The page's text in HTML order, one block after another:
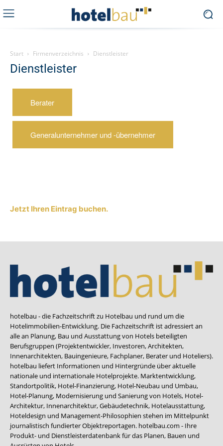
Start Firmenverzeichnis Dienstleister
Dienstleister
Berater
Generalunternehmer und -übernehmer
Jetzt Ihren Eintrag buchen.
hotelbau - die Fachzeitschrift zu Hotelbau und rund um die
Hotelimmobilien-Entwicklung. Die Fachzeitschrift ist adressiert an
alle an Planung, Bau und Ausstattung von Hotels beteiligten
Berufsgruppen (Projektentwickler, Investoren, Architekten,
Innenarchitekten, Bauingenieure, Fachplaner, Berater und Hoteliers).
hotelbau liefert Informationen und Hintergründe über aktuelle
nationale und internationale Hotelprojekte. Marktentwicklung,
Standortpolitik, Hotel-Finanzierung, Hotel-Neubau und Umbau,
Hotel-Planung, Modernisierung und Sanierung von Hotels, Hotel-
Architektur, Innenarchitektur, Gebäudetechnik, Hotelausstattung,
Hoteldesign und Management-Philosophien stehen im Mittelpunkt
journalistisch fundierter Objektreportagen. hotelbau.com - Ihre
Produkt- und Dienstleisterdatenbank für das Planen, Bauen und